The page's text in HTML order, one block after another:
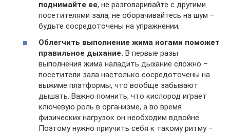
поднимайте ее, не разговаривайте с другими
посетителями зала, не оборачивайтесь на шум –
будьте сосредоточены на упражнении;
Облегчить выполнение жима ногами поможет
правильное дыхание. В первые разы
выполнения жима наладить дыхание сложно –
посетители зала настолько сосредоточены на
выжиме платформы, что вообще забывают
дышать. Важно помнить, что кислород играет
ключевую роль в организме, а во время
физических нагрузок он необходим вдвойне.
Поэтому нужно приучить себя к такому ритму –